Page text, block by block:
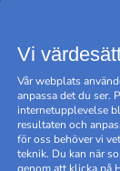
Vi
Vår webplats
anpassa det du ser.
internetupplevelse
resultaten och
för oss behöver vi
teknik. Du kan när